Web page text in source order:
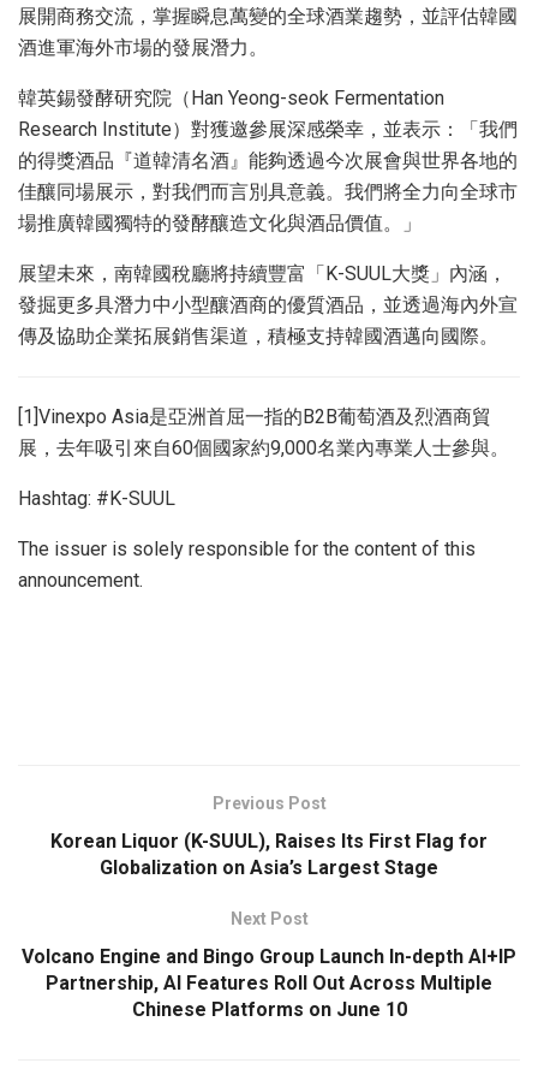
展開商務交流，掌握瞬息萬變的全球酒業趨勢，並評估韓國
酒進軍海外市場的發展潛力。
韓英錫發酵研究院（Han Yeong-seok Fermentation
Research Institute）對獲邀參展深感榮幸，並表示：「我們
的得獎酒品『道韓清名酒』能夠透過今次展會與世界各地的
佳釀同場展示，對我們而言別具意義。我們將全力向全球市
場推廣韓國獨特的發酵釀造文化與酒品價值。」
展望未來，南韓國稅廳將持續豐富「K-SUUL大獎」內涵，
發掘更多具潛力中小型釀酒商的優質酒品，並透過海內外宣
傳及協助企業拓展銷售渠道，積極支持韓國酒邁向國際。
[1]Vinexpo Asia是亞洲首屈一指的B2B葡萄酒及烈酒商貿
展，去年吸引來自60個國家約9,000名業內專業人士參與。
Hashtag: #K-SUUL
The issuer is solely responsible for the content of this
announcement.
Previous Post
Korean Liquor (K-SUUL), Raises Its First Flag for
Globalization on Asia’s Largest Stage
Next Post
Volcano Engine and Bingo Group Launch In-depth AI+IP
Partnership, AI Features Roll Out Across Multiple
Chinese Platforms on June 10